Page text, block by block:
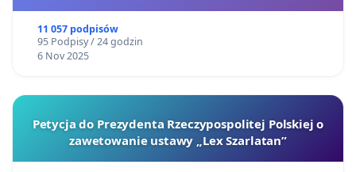
11 057 podpisów
95 Podpisy / 24 godzin
6 Nov 2025
Petycja do Prezydenta Rzeczypospolitej Polskiej o
zawetowanie ustawy „Lex Szarlatan”